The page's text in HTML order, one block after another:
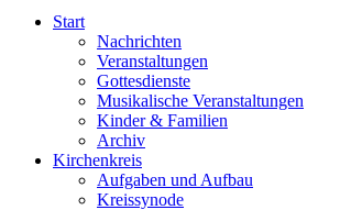
Start
Nachrichten
Veranstaltungen
Gottesdienste
Musikalische Veranstaltungen
Kinder & Familien
Archiv
Kirchenkreis
Aufgaben und Aufbau
Kreissynode